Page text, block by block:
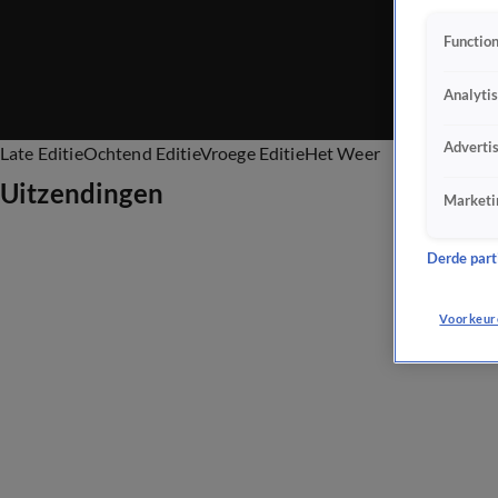
Late EditieOchtend EditieVroege EditieHet Weer
Uitzendingen
Derde